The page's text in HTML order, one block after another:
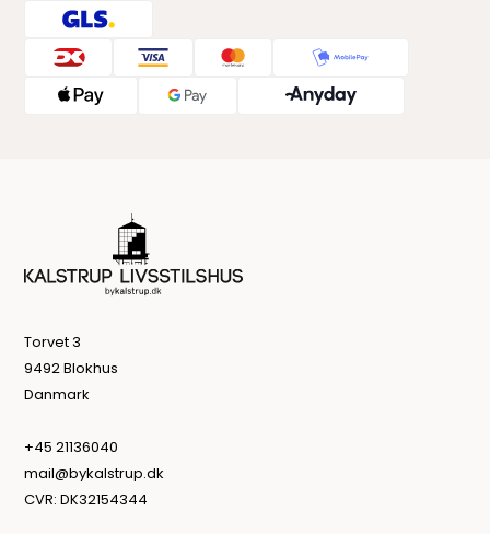
Torvet 3
9492 Blokhus
Danmark
+45 21136040
mail@bykalstrup.dk
CVR: DK32154344